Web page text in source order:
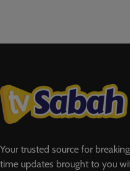
Your trusted source for
time updates brought to you